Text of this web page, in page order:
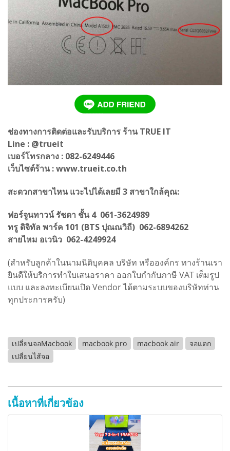
ช่องทางการติดต่อและรับบริการ ร้าน TRUE IT
Line : @trueit
เบอร์โทรกลาง : 082-6249446
เว็บไซต์ร้าน : www.trueit.co.th
สะดวกสาขาไหน แวะไปได้เลยมี 3 สาขาใกล้คุณ:
ฟอร์จูนทาวน์ รัชดา ชั้น 4 061-3624989
ทรู ดิจิทัล พาร์ค 101 (BTS ปุณณวิถี) 062-6894262
สายไหม อเวนิว 062-4249924
(สำหรับลูกค้าในนามนิติบุคคล บริษัท หรือองค์กร ทางร้านเรา
ยินดีให้บริการทำใบเสนอราคา ออกใบกำกับภาษี VAT เต็มรูป
แบบ และลงทะเบียนเปิด Vendor ได้ตามระบบของบริษัทท่าน
ทุกประการครับ)
เปลี่ยนจอMacbook macbook pro macbook air
จอแตก
เปลี่ยนไส้จอ
เนื้อหาที่เกี่ยวข้อง